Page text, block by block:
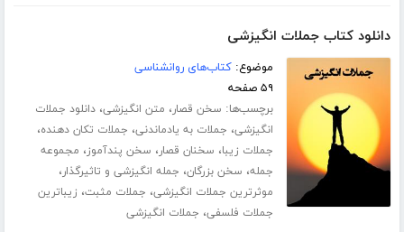
دانلود کتاب جملات انگیزشی
موضوع:کتاب‌های روانشناسی
۵۹ صفحه
برچسب‌ها: سخن قصار، متن انگیزشی،دانلود جملات
انگیزشی، جملات به یادماندنی، جملات تکان دهنده،
جملات زیبا، سخنان قصار، سخن پندآموز، مجموعه
جمله، سخن بزرگان، جمله انگیزشی و تاثیرگذار،
موثرترین جملات انگیزشی، جملات مثبت، زیباترین
جملات فلسفی، جملات انگیزشی